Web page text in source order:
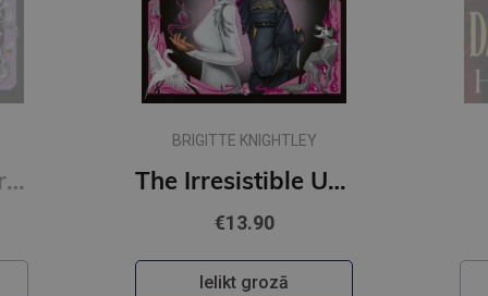
The Exquisite Torment of Loving Your Enemy : #2 Dearly Beloathed series
BRIGITTE KNIGHTLEY
The Irresistible Urge to Fall For Your Enemy : #1 Dearly Beloathed series
€13.90
Ielikt grozā